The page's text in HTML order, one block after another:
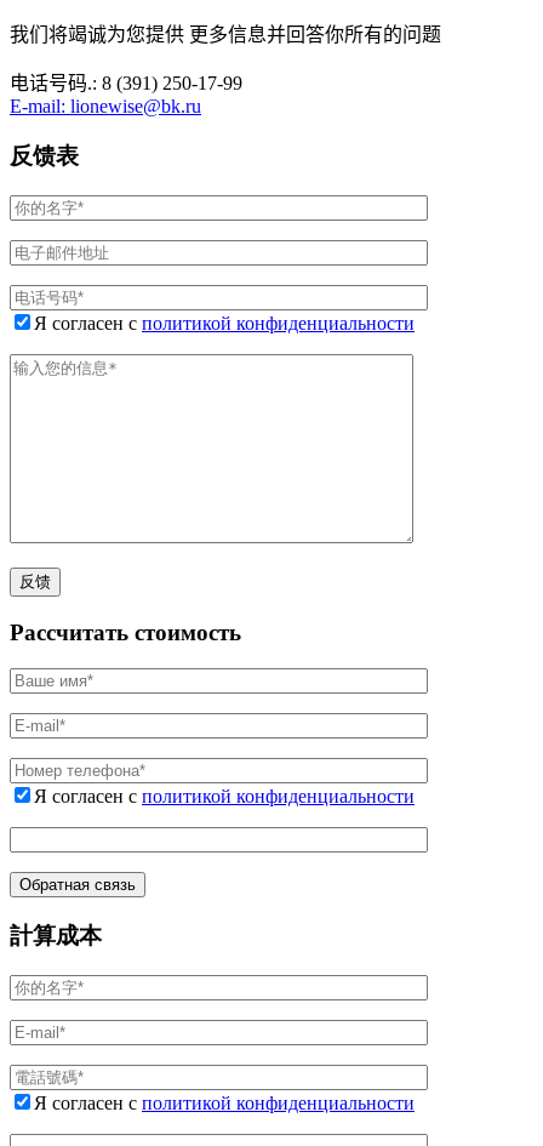
我们将竭诚为您提供 更多信息并回答你所有的问题
电话号码.: 8 (391) 250-17-99
E-mail: lionewise@bk.ru
反馈表
Я согласен с политикой конфиденциальности
Рассчитать стоимость
Я согласен с политикой конфиденциальности
計算成本
Я согласен с политикой конфиденциальности